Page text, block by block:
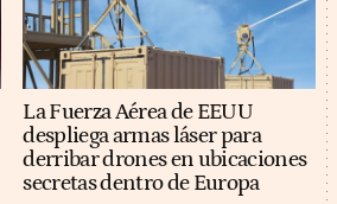
La Fuerza Aérea de EEUU
despliega armas láser para
derribar drones en ubicaciones
secretas dentro de Europa